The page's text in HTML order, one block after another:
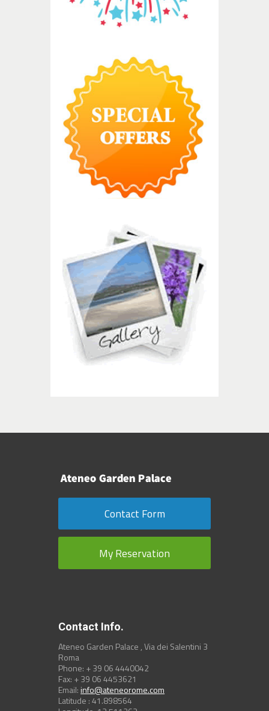
Contact Form
My Reservation
Contact Info.
Ateneo Garden Palace , Via dei Salentini 3
Roma
Phone: + 39 06 4440042
Fax: + 39 06 4453621
Email:info@ateneorome.com
Latitude : 41.898564